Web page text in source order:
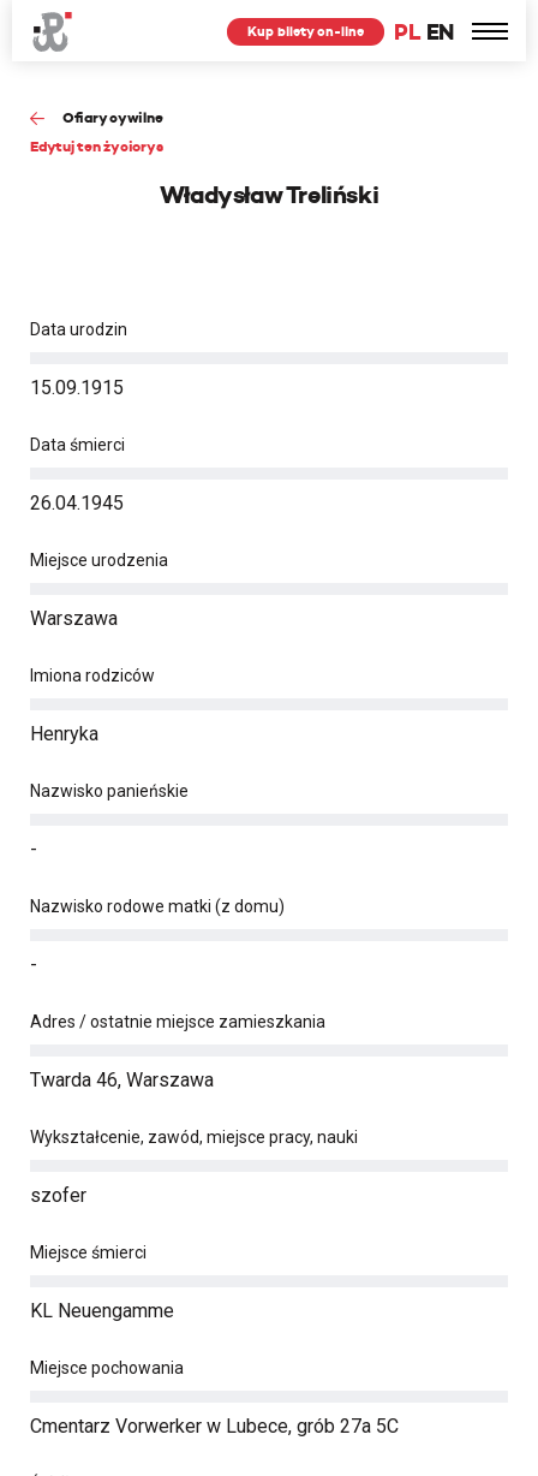
PL EN
Kup bilety on-line
Ofiary cywilne
Edytuj ten życiorys
Władysław Treliński
Data urodzin
15.09.1915
Data śmierci
26.04.1945
Miejsce urodzenia
Warszawa
Imiona rodziców
Henryka
Nazwisko panieńskie
-
Nazwisko rodowe matki (z domu)
-
Adres / ostatnie miejsce zamieszkania
Twarda 46, Warszawa
Wykształcenie, zawód, miejsce pracy, nauki
szofer
Miejsce śmierci
KL Neuengamme
Miejsce pochowania
Cmentarz Vorwerker w Lubece, grób 27a 5C